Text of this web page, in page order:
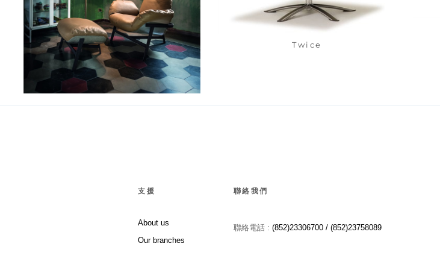
Twice
支援
About us
Our branches
聯絡我們
聯絡電話 : (852)23306700 / (852)23758089